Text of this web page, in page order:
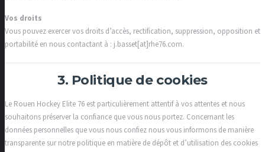
Vos droits
Vous pouvez exercer vos droits d’accès, rectification, suppression, opposition et
portabilité en nous contactant à : j.basset[at]rhe76.com.
3. Politique de cookies
Le Rouen Hockey Elite 76 est particulièrement attentif à vos attentes et nous
souhaitons préserver la confiance que vous nous portez. Concernant les
données personnelles que vous nous confiez nous vous informons de manière
transparente sur notre politique en matière de dépôt et d’utilisation des cookies